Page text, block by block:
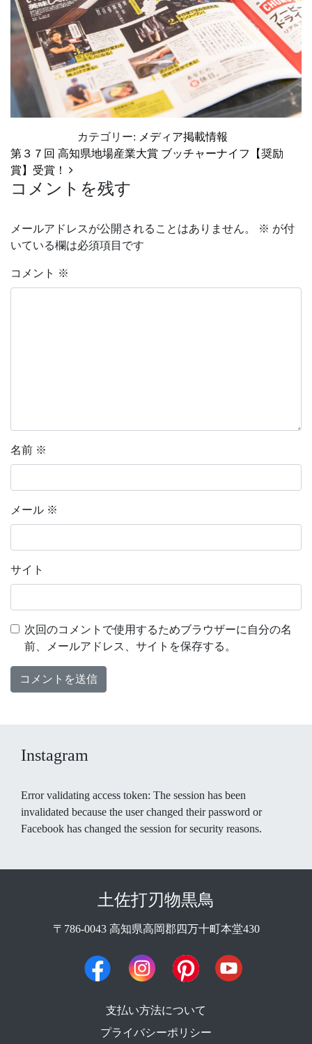
カテゴリー: メディア掲載情報
投稿ナビゲーション
第３７回 高知県地場産業大賞 ブッチャーナイフ【奨励
賞】受賞！
コメントを残す
メールアドレスが公開されることはありません。 ※ が付
いている欄は必須項目です
コメント ※
名前 ※
メール ※
サイト
次回のコメントで使用するためブラウザーに自分の名
前、メールアドレス、サイトを保存する。
Instagram
Error validating access token: The session has been
invalidated because the user changed their password or
Facebook has changed the session for security reasons.
土佐打刃物黒鳥
〒786-0043 高知県高岡郡四万十町本堂430
支払い方法について
プライバシーポリシー